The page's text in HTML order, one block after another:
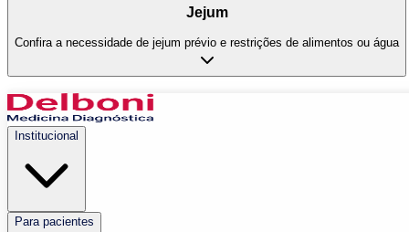
Jejum
Confira a necessidade de jejum prévio e restrições de alimentos ou água
Institucional
Para pacientes